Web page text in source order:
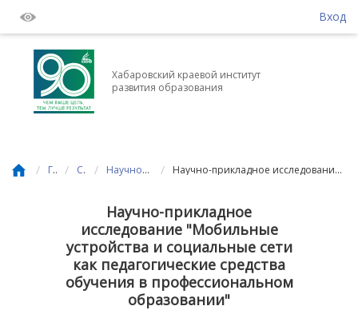
Вход
Хабаровский краевой институт
развития образования
/ Главная / События / Научно-исследовательская деятельность / Научно-прикладное исследование "Мобильные устройства и социальные сети как педагогические средства обучения в профессиональном образовании"
Научно-прикладное
исследование "Мобильные
устройства и социальные сети
как педагогические средства
обучения в профессиональном
образовании"